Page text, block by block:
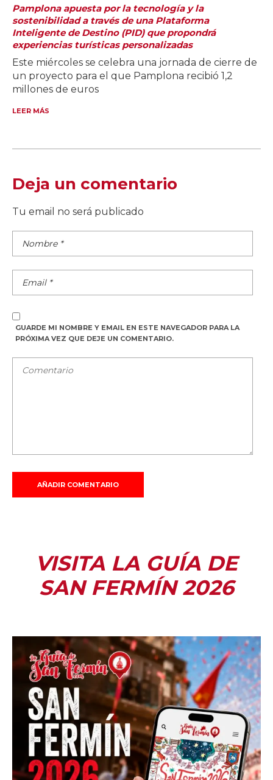
Pamplona apuesta por la tecnología y la
sostenibilidad a través de una Plataforma
Inteligente de Destino (PID) que propondrá
experiencias turísticas personalizadas
Este miércoles se celebra una jornada de cierre de
un proyecto para el que Pamplona recibió 1,2
millones de euros
LEER MÁS
Deja un comentario
Tu email no será publicado
GUARDE MI NOMBRE Y EMAIL EN ESTE NAVEGADOR PARA LA
PRÓXIMA VEZ QUE DEJE UN COMENTARIO.
VISITA LA GUÍA DE
SAN FERMÍN 2026